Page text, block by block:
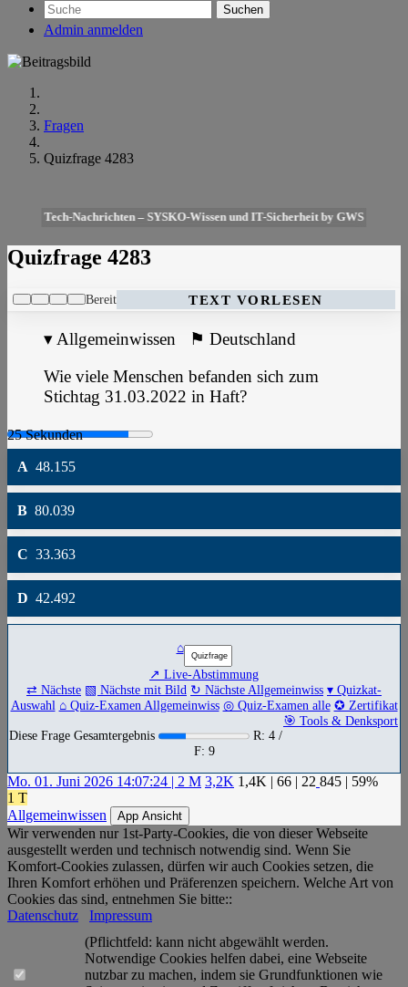
Suchen
Admin anmelden
Fragen
Quizfrage 4283
Tech-Nachrichten – SYSKO-Wissen und IT-Sicherheit by GWS
Quizfrage 4283
Bereit TEXT VORLESEN
▾ Allgemeinwissen ⚑ Deutschland
Wie viele Menschen befanden sich zum
Stichtag 31.03.2022 in Haft?
A 48.155
B 80.039
C 33.363
D 42.492
⌂
↗ Live-Abstimmung
⇄ Nächste ▧ Nächste mit Bild ↻ Nächste Allgemeinwiss ▾ Quizkat-
Auswahl ⌂ Quiz-Examen Allgemeinwiss ◎ Quiz-Examen alle ✪ Zertifikat
🎯 Tools & Denksport
Diese Frage Gesamtergebnis
R: 4 /
F: 9
Mo. 01. Juni 2026 14:07:24 | 2 M 3,2K 1,4K | 66 | 22 845 | 59%
1 T
Allgemeinwissen
App Ansicht
Wir verwenden nur 1st-Party-Cookies, die von dieser Webseite
ausgestellt werden und technisch notwendig sind. Wenn Sie
Komfort-Cookies zulassen, dürfen wir auch Cookies setzen, die
Ihren Komfort erhöhen und Präferenzen speichern. Welche Art von
Cookies das sind, entnehmen Sie bitte::
Datenschutz
Impressum
(Pflichtfeld: kann nicht abgewählt werden.
Notwendige Cookies helfen dabei, eine Webseite
nutzbar zu machen, indem sie Grundfunktionen wie